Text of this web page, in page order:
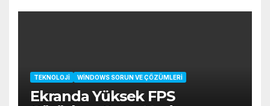
TEKNOLOJI WINDOWS SORUN VE ÇÖZÜMLERI
Ekranda Yüksek FPS